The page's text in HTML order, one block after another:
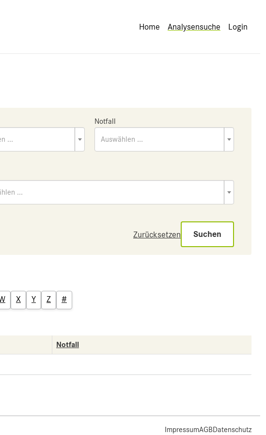
Home Analysensuche Login
...
Notfall
Auswählen ...
...
Zurücksetzen Suchen
X Y Z #
Notfall
ImpressumAGBDatenschutz